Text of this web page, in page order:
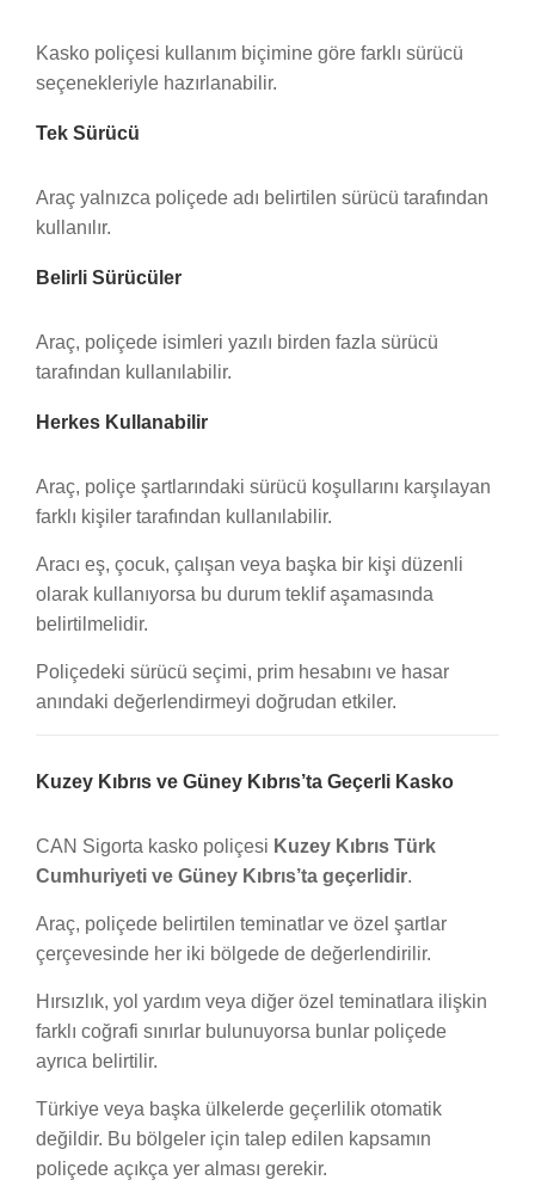
Kasko poliçesi kullanım biçimine göre farklı sürücü
seçenekleriyle hazırlanabilir.
Tek Sürücü
Araç yalnızca poliçede adı belirtilen sürücü tarafından
kullanılır.
Belirli Sürücüler
Araç, poliçede isimleri yazılı birden fazla sürücü
tarafından kullanılabilir.
Herkes Kullanabilir
Araç, poliçe şartlarındaki sürücü koşullarını karşılayan
farklı kişiler tarafından kullanılabilir.
Aracı eş, çocuk, çalışan veya başka bir kişi düzenli
olarak kullanıyorsa bu durum teklif aşamasında
belirtilmelidir.
Poliçedeki sürücü seçimi, prim hesabını ve hasar
anındaki değerlendirmeyi doğrudan etkiler.
Kuzey Kıbrıs ve Güney Kıbrıs’ta Geçerli Kasko
CAN Sigorta kasko poliçesi Kuzey Kıbrıs Türk
Cumhuriyeti ve Güney Kıbrıs’ta geçerlidir.
Araç, poliçede belirtilen teminatlar ve özel şartlar
çerçevesinde her iki bölgede de değerlendirilir.
Hırsızlık, yol yardım veya diğer özel teminatlara ilişkin
farklı coğrafi sınırlar bulunuyorsa bunlar poliçede
ayrıca belirtilir.
Türkiye veya başka ülkelerde geçerlilik otomatik
değildir. Bu bölgeler için talep edilen kapsamın
poliçede açıkça yer alması gerekir.